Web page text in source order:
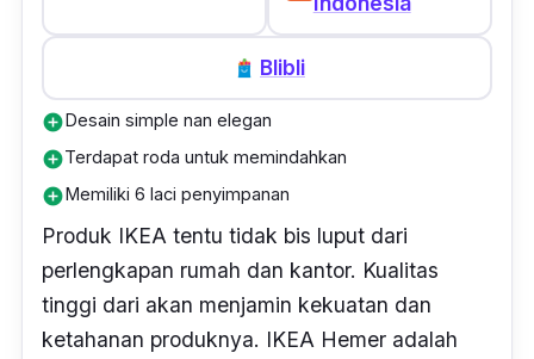
Blibli
add_circleDesain simple nan elegan
add_circleTerdapat roda untuk memindahkan
add_circleMemiliki 6 laci penyimpanan
Produk IKEA tentu tidak bis luput dari
perlengkapan rumah dan kantor. Kualitas
tinggi dari akan menjamin kekuatan dan
ketahanan produknya. IKEA Hemer adalah